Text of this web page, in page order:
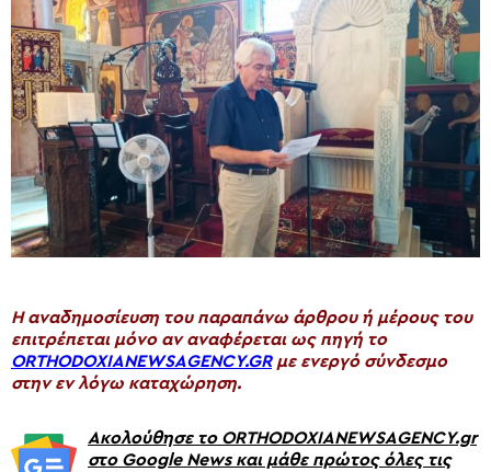
H αναδημοσίευση του παραπάνω άρθρου ή μέρους του
επιτρέπεται μόνο αν αναφέρεται ως πηγή το
ORTHODOXIANEWSAGENCY.GRμε ενεργό σύνδεσμο
στην εν λόγω καταχώρηση.
Ακολούθησε το ORTHODOXIANEWSAGENCY.gr
στο Google News και μάθε πρώτος όλες τις